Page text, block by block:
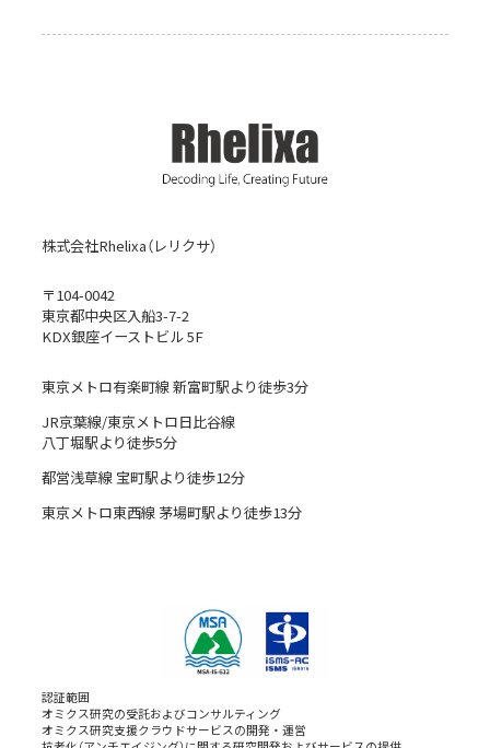
株式会社Rhelixa（レリクサ）
〒104-0042
東京都中央区入船3-7-2
KDX銀座イーストビル 5F
東京メトロ有楽町線 新富町駅より徒歩3分
JR京葉線/東京メトロ日比谷線
八丁堀駅より徒歩5分
都営浅草線 宝町駅より徒歩12分
東京メトロ東西線 茅場町駅より徒歩13分
認証範囲
オミクス研究の受託およびコンサルティング
オミクス研究支援クラウドサービスの開発・運営